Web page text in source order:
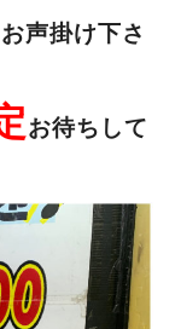
声掛け下さ
お待ちして